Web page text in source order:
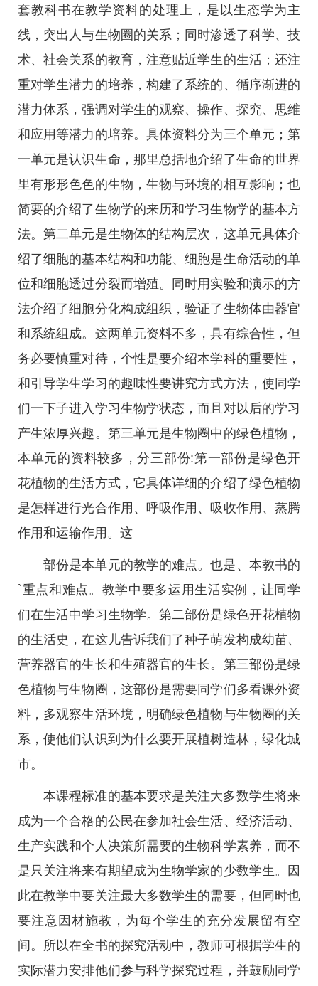
套教科书在教学资料的处理上，是以生态学为主
线，突出人与生物圈的关系；同时渗透了科学、技
术、社会关系的教育，注意贴近学生的生活；还注
重对学生潜力的培养，构建了系统的、循序渐进的
潜力体系，强调对学生的观察、操作、探究、思维
和应用等潜力的培养。具体资料分为三个单元；第
一单元是认识生命，那里总括地介绍了生命的世界
里有形形色色的生物，生物与环境的相互影响；也
简要的介绍了生物学的来历和学习生物学的基本方
法。第二单元是生物体的结构层次，这单元具体介
绍了细胞的基本结构和功能、细胞是生命活动的单
位和细胞透过分裂而增殖。同时用实验和演示的方
法介绍了细胞分化构成组织，验证了生物体由器官
和系统组成。这两单元资料不多，具有综合性，但
务必要慎重对待，个性是要介绍本学科的重要性，
和引导学生学习的趣味性要讲究方式方法，使同学
们一下子进入学习生物学状态，而且对以后的学习
产生浓厚兴趣。第三单元是生物圈中的绿色植物，
本单元的资料较多，分三部份:第一部份是绿色开
花植物的生活方式，它具体详细的介绍了绿色植物
是怎样进行光合作用、呼吸作用、吸收作用、蒸腾
作用和运输作用。这
部份是本单元的教学的难点。也是、本教书的
`重点和难点。教学中要多运用生活实例，让同学
们在生活中学习生物学。第二部份是绿色开花植物
的生活史，在这儿告诉我们了种子萌发构成幼苗、
营养器官的生长和生殖器官的生长。第三部份是绿
色植物与生物圈，这部份是需要同学们多看课外资
料，多观察生活环境，明确绿色植物与生物圈的关
系，使他们认识到为什么要开展植树造林，绿化城
市。
本课程标准的基本要求是关注大多数学生将来
成为一个合格的公民在参加社会生活、经济活动、
生产实践和个人决策所需要的生物科学素养，而不
是只关注将来有期望成为生物学家的少数学生。因
此在教学中要关注最大多数学生的需要，但同时也
要注意因材施教，为每个学生的充分发展留有空
间。所以在全书的探究活动中，教师可根据学生的
实际潜力安排他们参与科学探究过程，并鼓励同学